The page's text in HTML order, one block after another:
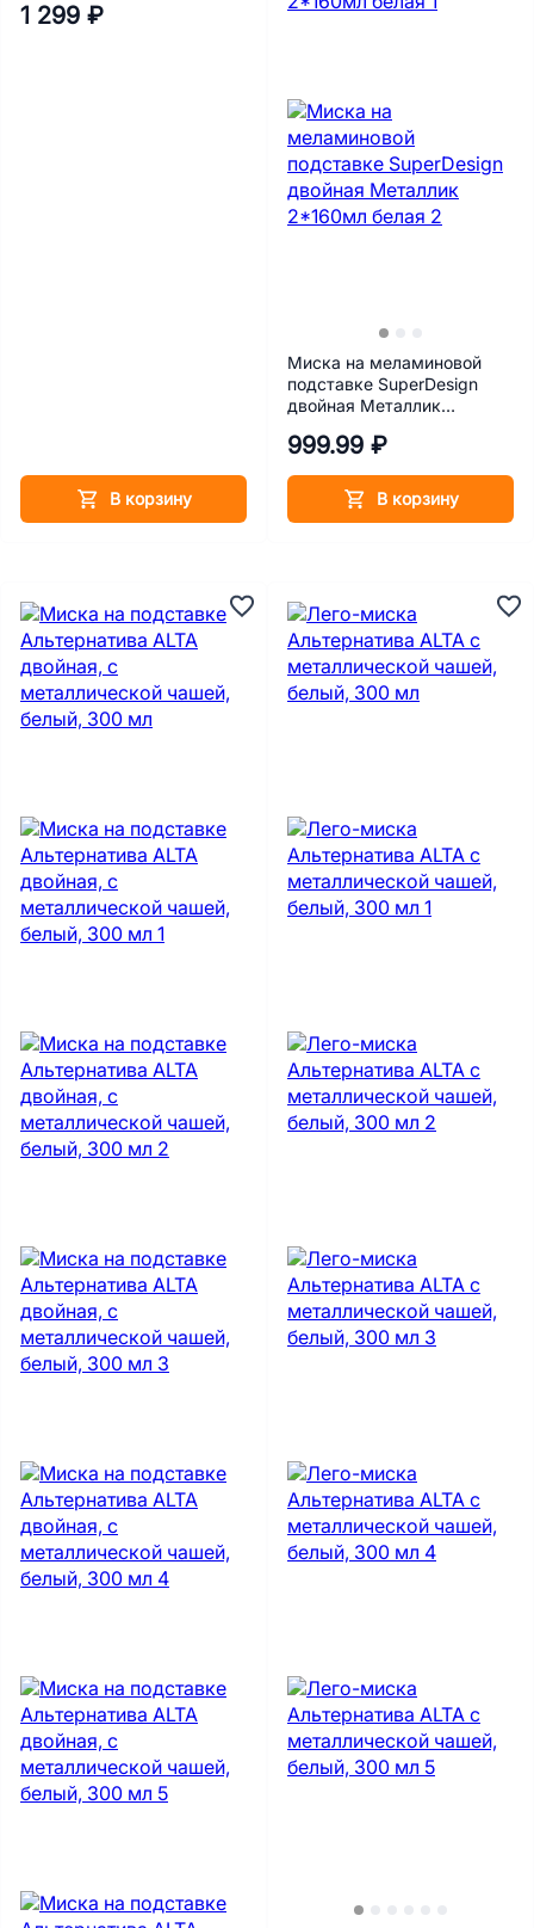
мл
1 299 ₽
В корзину
Миска на меламиновой
подставке SuperDesign
двойная Металлик
999.99 ₽
В корзину